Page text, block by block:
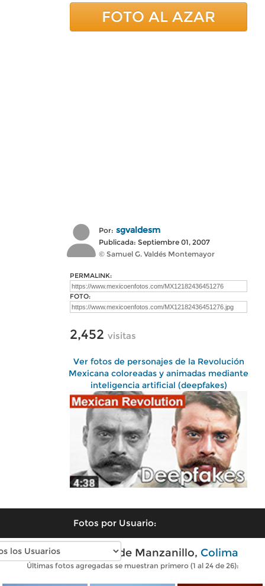
FOTO AL AZAR
Por: sgvaldesm
Publicada: Septiembre 01, 2007
© Samuel G. Valdés Montemayor
PERMALINK:
FOTO:
2,452 visitas
Ver fotos de personajes de la Revolución
Mexicana coloreadas y animadas mediante
inteligencia artificial (deepfakes)
Fotos por Usuario:
Fotos modernas de Manzanillo, Colima
Últimas fotos agregadas se muestran primero (1 al 24 de 26):